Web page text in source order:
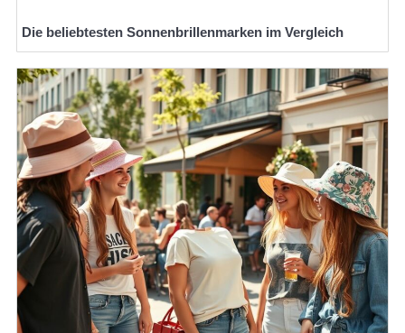
Die beliebtesten Sonnenbrillenmarken im Vergleich